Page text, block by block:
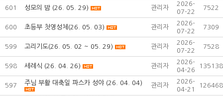
601 성모의 밤 (26. 05. 29) 관리자
2026-
07-22
7522
600 초등부 첫영성체(26. 05. 03) 관리자
2026-
07-22
7309
599 고리기도(26. 05. 02 ~ 05. 29) 관리자
2026-
07-22
7528
598 세례식 (26. 04. 26) 관리자
2026-
04-26
135138
597 주님 부활 대축일 파스카 성야 (26. 04. 04) 관리자
2026-
04-21
126468